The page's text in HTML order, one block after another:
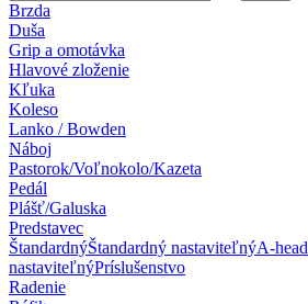
Brzda
Duša
Grip a omotávka
Hlavové zloženie
Kľuka
Koleso
Lanko / Bowden
Náboj
Pastorok/Voľnokolo/Kazeta
Pedál
Plášť/Galuska
Predstavec
ŠtandardnýŠtandardný nastaviteľnýA-head
nastaviteľnýPríslušenstvo
Radenie